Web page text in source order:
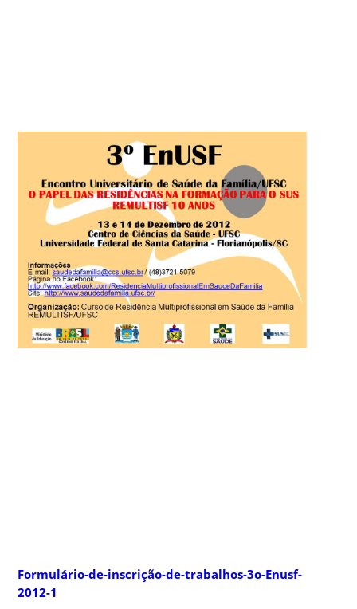
Formulário-de-inscrição-de-trabalhos-3o-Enusf-
2012-1